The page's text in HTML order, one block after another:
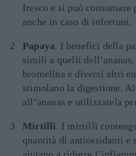
fresco e si può consumare
anche in caso di infortuni.
Papaya. I benefici della
simili a quelli dell’ananas,
bromelina e diversi altri
stimolano la digestione.
all’ananas e utilizzatela
Mirtilli. I mirtilli
quantità di antiossidanti e